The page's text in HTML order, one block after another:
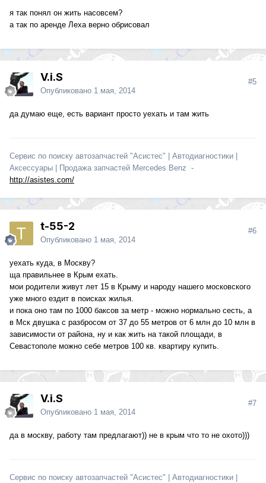
я так понял он жить насовсем?
а так по аренде Леха верно обрисовал
V.i.S
Опубликовано 1 мая, 2014
#5
да думаю еще, есть вариант просто уехать и там жить
Сервис по поиску автозапчастей "Асистес" | Автодиагностики |
Аксессуары | Продажа запчастей Mercedes Benz -
http://asistes.com/
t-55-2
Опубликовано 1 мая, 2014
#6
уехать куда, в Москву?
ща правильнее в Крым ехать.
мои родители живут лет 15 в Крыму и народу нашего московского
уже много ездит в поисках жилья.
и пока оно там по 1000 баксов за метр - можно нормально сесть, а
в Мск двушка с разбросом от 37 до 55 метров от 6 млн до 10 млн в
зависимости от района, ну и как жить на такой площади, в
Севастополе можно себе метров 100 кв. квартиру купить.
V.i.S
Опубликовано 1 мая, 2014
#7
да в москву, работу там предлагают)) не в крым что то не охото)))
Сервис по поиску автозапчастей "Асистес" | Автодиагностики |